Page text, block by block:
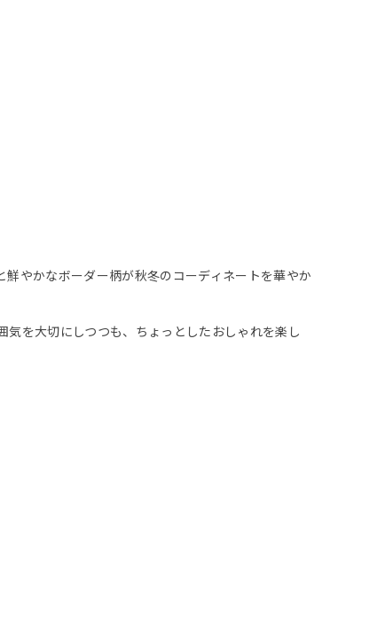
やかなボーダー柄が秋冬のコーディネートを華やか
を大切にしつつも、ちょっとしたおしゃれを楽し